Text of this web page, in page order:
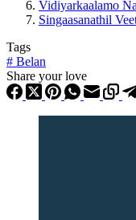
Vidiyarkaalamo
Singaasanathil
Tags
# Belan
Share your love